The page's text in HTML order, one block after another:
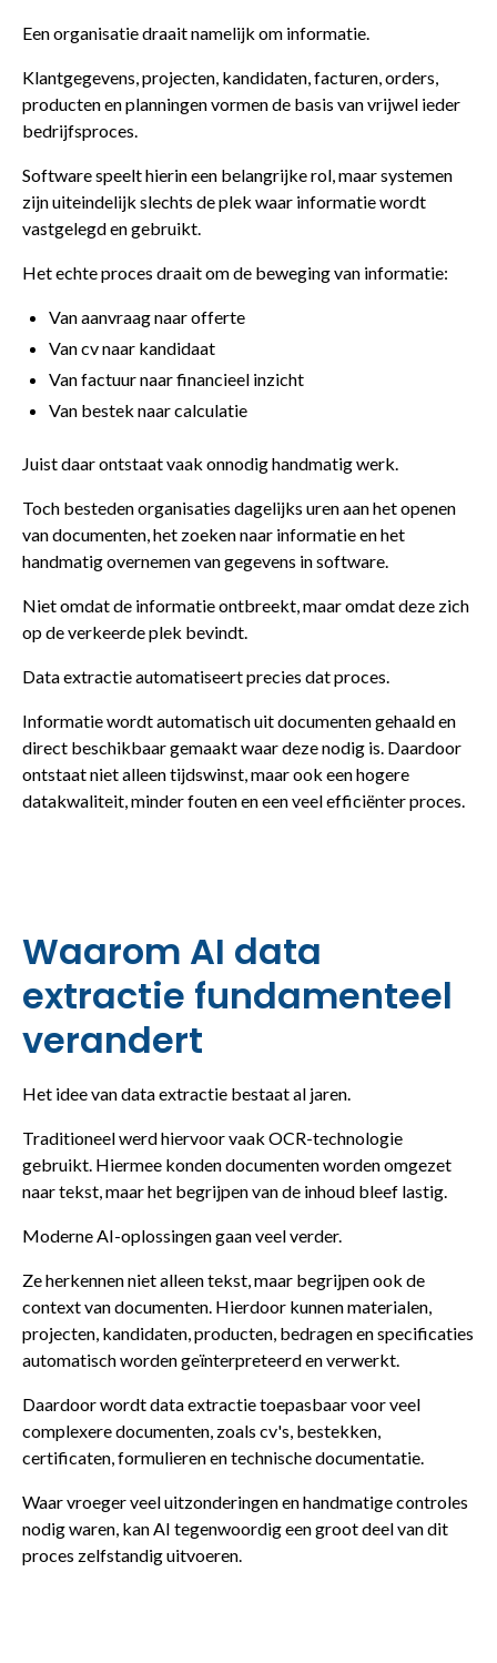
Een organisatie draait namelijk om informatie.
Klantgegevens, projecten, kandidaten, facturen, orders,
producten en planningen vormen de basis van vrijwel ieder
bedrijfsproces.
Software speelt hierin een belangrijke rol, maar systemen
zijn uiteindelijk slechts de plek waar informatie wordt
vastgelegd en gebruikt.
Het echte proces draait om de beweging van informatie:
Van aanvraag naar offerte
Van cv naar kandidaat
Van factuur naar financieel inzicht
Van bestek naar calculatie
Juist daar ontstaat vaak onnodig handmatig werk.
Toch besteden organisaties dagelijks uren aan het openen
van documenten, het zoeken naar informatie en het
handmatig overnemen van gegevens in software.
Niet omdat de informatie ontbreekt, maar omdat deze zich
op de verkeerde plek bevindt.
Data extractie automatiseert precies dat proces.
Informatie wordt automatisch uit documenten gehaald en
direct beschikbaar gemaakt waar deze nodig is. Daardoor
ontstaat niet alleen tijdswinst, maar ook een hogere
datakwaliteit, minder fouten en een veel efficiënter proces.
Waarom AI data
extractie fundamenteel
verandert
Het idee van data extractie bestaat al jaren.
Traditioneel werd hiervoor vaak OCR-technologie
gebruikt. Hiermee konden documenten worden omgezet
naar tekst, maar het begrijpen van de inhoud bleef lastig.
Moderne AI-oplossingen gaan veel verder.
Ze herkennen niet alleen tekst, maar begrijpen ook de
context van documenten. Hierdoor kunnen materialen,
projecten, kandidaten, producten, bedragen en specificaties
automatisch worden geïnterpreteerd en verwerkt.
Daardoor wordt data extractie toepasbaar voor veel
complexere documenten, zoals cv's, bestekken,
certificaten, formulieren en technische documentatie.
Waar vroeger veel uitzonderingen en handmatige controles
nodig waren, kan AI tegenwoordig een groot deel van dit
proces zelfstandig uitvoeren.